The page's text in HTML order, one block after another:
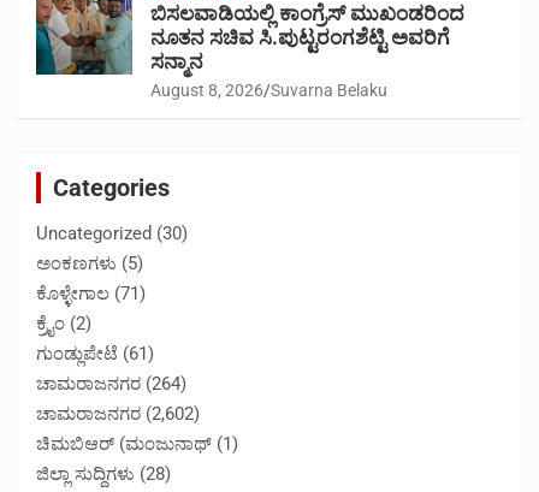
ಬಿಸಲವಾಡಿಯಲ್ಲಿ ಕಾಂಗ್ರೆಸ್ ಮುಖಂಡರಿಂದ
ನೂತನ ಸಚಿವ ಸಿ.ಪುಟ್ಟರಂಗಶೆಟ್ಟಿ ಅವರಿಗೆ
ಸನ್ಮಾನ
August 8, 2026 Suvarna Belaku
Categories
Uncategorized (30)
ಅಂಕಣಗಳು (5)
ಕೊಳ್ಳೇಗಾಲ (71)
ಕ್ರೈಂ (2)
ಗುಂಡ್ಲುಪೇಟೆ (61)
ಚಾಮರಾಜನಗರ (264)
ಚಾಮರಾಜನಗರ (2,602)
ಚಿಮಬಿಆರ್ (ಮಂಜುನಾಥ್ (1)
ಜಿಲ್ಲಾ ಸುದ್ದಿಗಳು (28)